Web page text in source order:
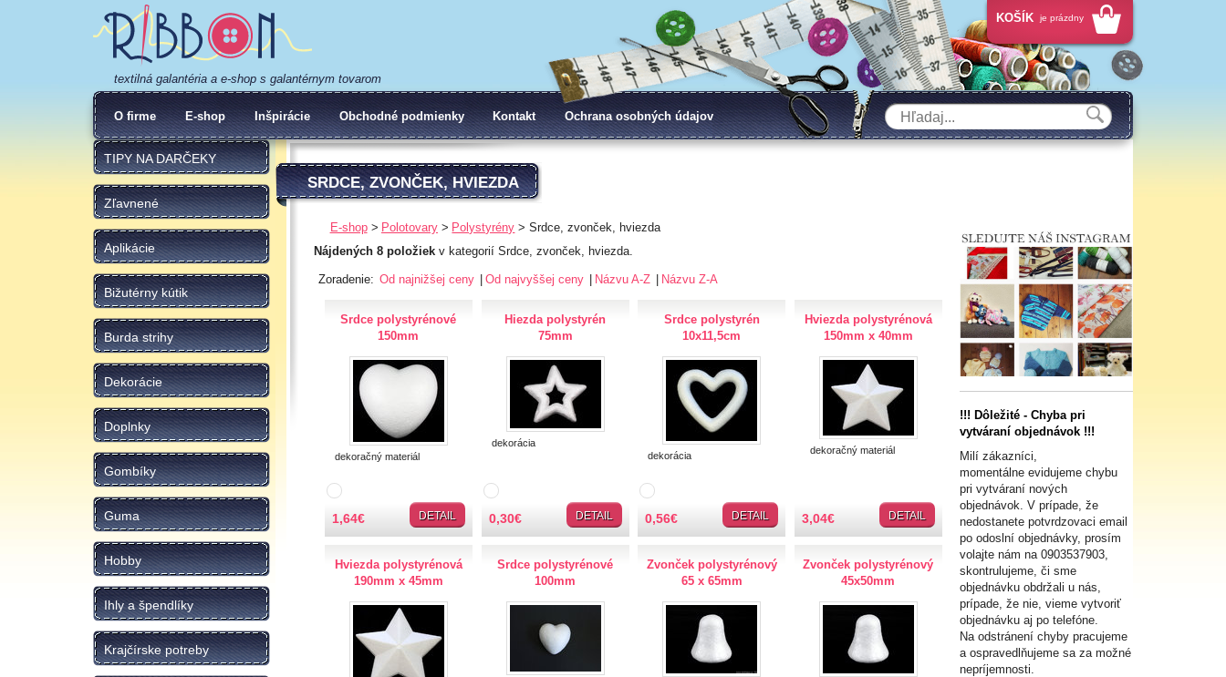
textilná galantéria a e-shop s galantérnym tovarom
KOŠÍK je prázdny
O firme E-shop Inšpirácie Obchodné podmienky Kontakt Ochrana osobných údajov
TIPY NA DARČEKY
Zľavnené
Aplikácie
Bižutérny kútik
Burda strihy
Dekorácie
Doplnky
Gombíky
Guma
Hobby
Ihly a špendlíky
Krajčírske potreby
SRDCE, ZVONČEK, HVIEZDA
E-shop Polotovary Polystyrény
Srdce, zvonček, hviezda
Nájdených 8 položiek v kategorií Srdce, zvonček, hviezda.
Zoradenie: Od najnižšej ceny Od najvyššej ceny Názvu A-Z Názvu Z-A
Srdce polystyrénové
150mm
dekoračný materiál
1,64€ DETAIL
Hiezda polystyrén
75mm
dekorácia
0,30€ DETAIL
Srdce polystyrén
10x11,5cm
dekorácia
0,56€ DETAIL
Hviezda polystyrénová
150mm x 40mm
dekoračný materiál
3,04€ DETAIL
Hviezda polystyrénová
190mm x 45mm
Srdce polystyrénové
100mm
Zvonček polystyrénový
65 x 65mm
Zvonček polystyrénový
45x50mm
!!! Dôležité - Chyba pri
vytváraní objednávok !!!
Milí zákazníci,
momentálne evidujeme chybu
pri vytváraní nových
objednávok. V prípade, že
nedostanete potvrdzovaci email
po odoslní objednávky, prosím
volajte nám na 0903537903,
skontrulujeme, či sme
objednávku obdržali u nás,
prípade, že nie, vieme vytvoriť
objednávku aj po telefóne.
Na odstránení chyby pracujeme
a ospravedlňujeme sa za možné
nepríjemnosti.